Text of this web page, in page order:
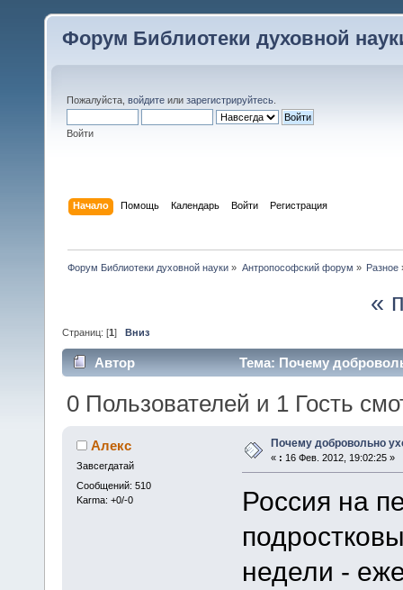
Форум Библиотеки духовной
Пожалуйста, войдите или зарегистрируйтесь
Войти
Начало Помощь Календарь Войти Регистрация
Форум Библиотеки духовной науки » Антропософский форум » Разное
«
Страниц: [1 ] Вниз
Автор Тема: Почему
0 Пользователей и 1 Гость
Алекс
Завсегдатай
Сообщений: 510
Karma: +0/-0
Почему добровольно
« : 16 Фев. 2012, 19:02:25 »
Россия на
недели -